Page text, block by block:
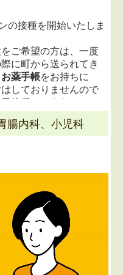
の接種を開始いたしま
ご希望の方は、一度
に町から送られてき
薬手帳をお持ちに
しておりませんので
日接種はできないの
ります。
方は受付しておりませ
1日より始めます。
された問診票をお持
種代金が4000円にな
っておりませんのでご
腸内科、小児科